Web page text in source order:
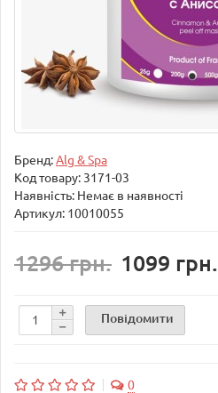
Бренд:Alg & Spa
Код товару: 3171-03
Наявність: Немає в наявності
Артикул: 10010055
1296 грн. 1099 грн.
Повідомити
0